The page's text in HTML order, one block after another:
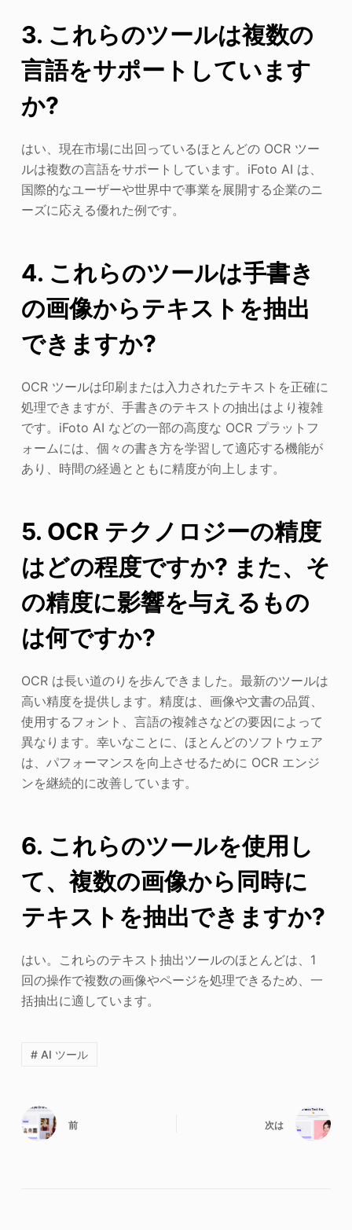
3. これらのツールは複数の
言語をサポートしています
か?
はい、現在市場に出回っているほとんどの OCR ツー
ルは複数の言語をサポートしています。iFoto AI は、
国際的なユーザーや世界中で事業を展開する企業のニ
ーズに応える優れた例です。
4. これらのツールは手書き
の画像からテキストを抽出
できますか?
OCR ツールは印刷または入力されたテキストを正確に
処理できますが、手書きのテキストの抽出はより複雑
です。iFoto AI などの一部の高度な OCR プラットフ
ォームには、個々の書き方を学習して適応する機能が
あり、時間の経過とともに精度が向上します。
5. OCR テクノロジーの精度
はどの程度ですか? また、そ
の精度に影響を与えるもの
は何ですか?
OCR は長い道のりを歩んできました。最新のツールは
高い精度を提供します。精度は、画像や文書の品質、
使用するフォント、言語の複雑さなどの要因によって
異なります。幸いなことに、ほとんどのソフトウェア
は、パフォーマンスを向上させるために OCR エンジ
ンを継続的に改善しています。
6. これらのツールを使用し
て、複数の画像から同時に
テキストを抽出できますか?
はい。これらのテキスト抽出ツールのほとんどは、1
回の操作で複数の画像やページを処理できるため、一
括抽出に適しています。
# AI ツール
前 次は